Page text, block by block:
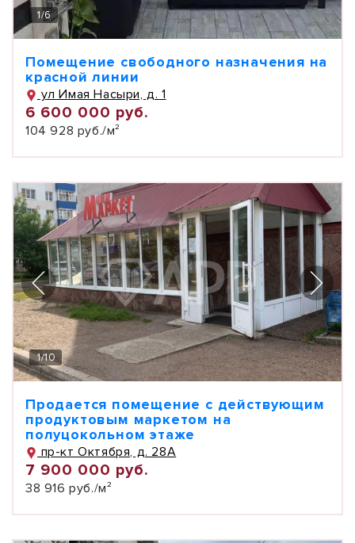
1/6
Помещение свободного назначения на
красной линии
ул Имая Насыри, д. 1
6 600 000 руб.
104 928 руб./м²
1/10
Продается помещение с действующим
продуктовым маркетом на
полуцокольном этаже
пр-кт Октября, д. 28А
7 900 000 руб.
38 916 руб./м²